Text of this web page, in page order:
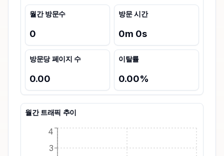
월간 방문수
0
방문 시간
0m 0s
방문당 페이지 수
0.00
이탈률
0.00%
월간 트래픽 추이
3
4